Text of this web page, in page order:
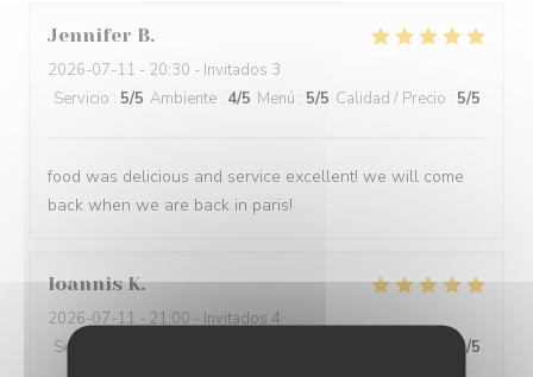
Jennifer B
2026-07-11 - 20:30 - Invitados 3
Servicio : 5/5 Ambiente : 4/5 Menú : 5/5 Calidad / Precio : 5/5
food was delicious and service excellent! we will come
back when we are back in paris!
Ioannis K
2026-07-11 - 21:00 - Invitados 4
Servicio
5/5